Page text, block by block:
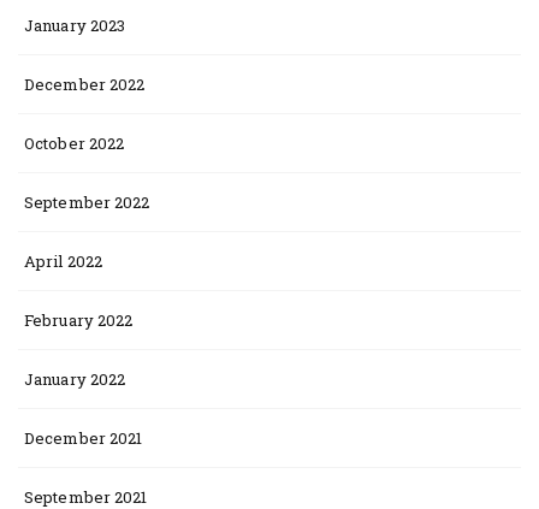
January 2023
December 2022
October 2022
September 2022
April 2022
February 2022
January 2022
December 2021
September 2021